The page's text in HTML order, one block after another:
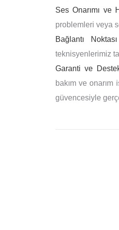
Ses Onarımı ve
problemleri veya
Bağlantı
teknisyenlerimiz
Garanti ve
bakım ve
güvencesiyle